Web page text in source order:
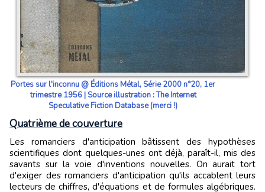
Portes sur l'inconnu @ Éditions Métal, Série 2000 n°20, 1er
trimestre 1956 | Source illustration : The Internet
Speculative Fiction Database (merci !)
Quatrième de couverture
Les romanciers d'anticipation bâtissent des hypothèses
scien­tifiques dont quelques-unes ont déjà, paraît-il, mis des
savants sur la voie d'inventions nouvelles. On aurait tort
d'exiger des romanciers d'anticipation qu'ils accablent leurs
lecteurs de chif­fres, d'équations et de formules algébriques.